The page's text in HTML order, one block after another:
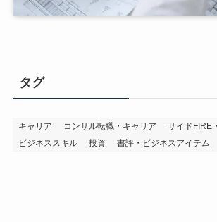
タグ
キャリア コンサル転職・キャリア
サイドFIRE
ビジネススキル
投資 書評・ビジネスアイテム